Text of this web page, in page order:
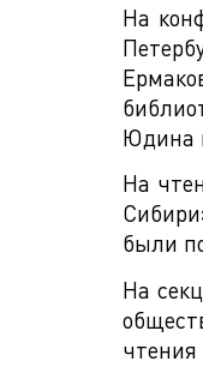
На
Юдина
На
были
На